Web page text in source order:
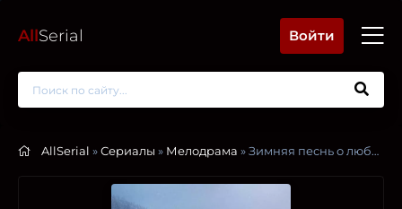
AllSerial Войти
AllSerial »Сериалы » Мелодрама » Зимняя песнь о любви